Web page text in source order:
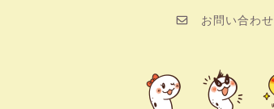
お問い合わせ